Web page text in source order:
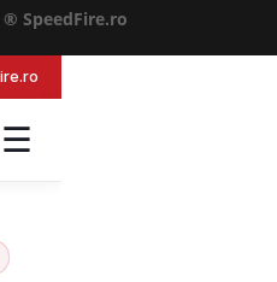
SpeedFire.ro